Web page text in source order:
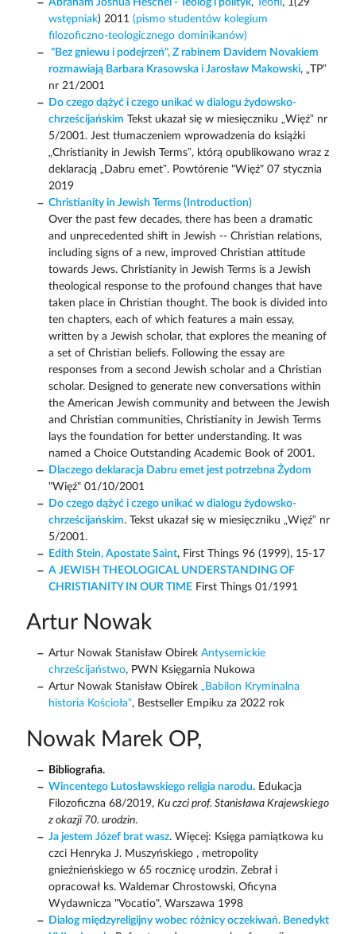
wstępniak) 2011 (pismo studentów kolegium
filozoficzno-teologicznego dominikanów)
"Bez gniewu i podejrzeń", Z rabinem Davidem Novakiem
rozmawiają Barbara Krasowska i Jarosław Makowski, „TP”
nr 21/2001
Do czego dążyć i czego unikać w dialogu żydowsko-
chrześcijańskim Tekst ukazał się w miesięczniku „Więź” nr
5/2001. Jest tłumaczeniem wprowadzenia do książki
„Christianity in Jewish Terms”, którą opublikowano wraz z
deklaracją „Dabru emet”. Powtórenie "Więź" 07 stycznia
2019
Christianity in Jewish Terms (Introduction)
Over the past few decades, there has been a dramatic
and unprecedented shift in Jewish -- Christian relations,
including signs of a new, improved Christian attitude
towards Jews. Christianity in Jewish Terms is a Jewish
theological response to the profound changes that have
taken place in Christian thought. The book is divided into
ten chapters, each of which features a main essay,
written by a Jewish scholar, that explores the meaning of
a set of Christian beliefs. Following the essay are
responses from a second Jewish scholar and a Christian
scholar. Designed to generate new conversations within
the American Jewish community and between the Jewish
and Christian communities, Christianity in Jewish Terms
lays the foundation for better understanding. It was
named a Choice Outstanding Academic Book of 2001.
Dlaczego deklaracja Dabru emet jest potrzebna Żydom
"Więź" 01/10/2001
Do czego dążyć i czego unikać w dialogu żydowsko-
chrześcijańskim. Tekst ukazał się w miesięczniku „Więź” nr
5/2001.
Edith Stein, Apostate Saint, First Things 96 (1999), 15-17
A JEWISH THEOLOGICAL UNDERSTANDING OF
CHRISTIANITY IN OUR TIMEFirst Things 01/1991
Artur Nowak
Artur Nowak Stanisław Obirek Antysemickie
chrześcijaństwo, PWN Księgarnia Nukowa
Artur Nowak Stanisław Obirek „Babilon Kryminalna
historia Kościoła”, Bestseller Empiku za 2022 rok
Nowak Marek OP,
Bibliografia.
Wincentego Lutosławskiego religia narodu. Edukacja
Filozoficzna 68/2019, Ku czci prof. Stanisława Krajewskiego
z okazji 70. urodzin.
Ja jestem Józef brat wasz. Więcej: Księga pamiątkowa ku
czci Henryka J. Muszyńskiego , metropolity
gnieźnieńskiego w 65 rocznicę urodzin. Zebrał i
opracował ks. Waldemar Chrostowski, Oficyna
Wydawnicza "Vocatio", Warszawa 1998
Dialog międzyreligijny wobec różnicy oczekiwań. Benedykt